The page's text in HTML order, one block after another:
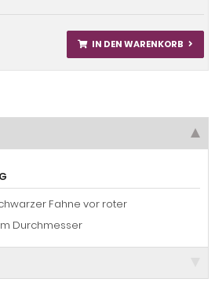
IN DEN WARENKORB
Fahne vor roter
Durchmesser